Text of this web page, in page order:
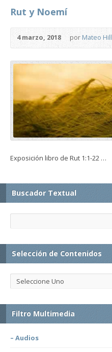
Rut y Noemí
4 marzo, 2018 porMateo Hill
Exposición libro de Rut 1:1-22 …
Buscador Textual
Selección de Contenidos
Filtro Multimedia
– Audios